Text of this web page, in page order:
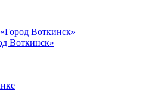
Воткинск»
Воткинск»